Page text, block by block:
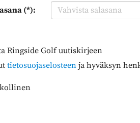
(*):
Ringside Golf uutiskirjeen
tietosuojaselosteen ja hyväksyn